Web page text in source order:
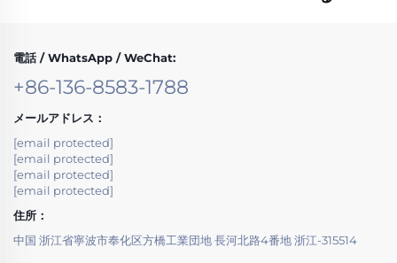
電話 / WhatsApp / WeChat:
+86-136-8583-1788
メールアドレス：
[email protected]
[email protected]
[email protected]
[email protected]
住所：
中国 浙江省寧波市奉化区方橋工業団地 長河北路4番地 浙江-315514